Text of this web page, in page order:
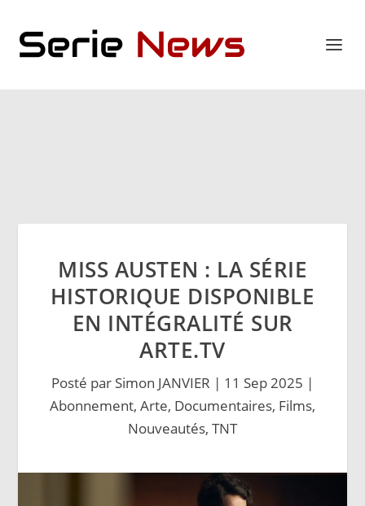
MISS AUSTEN : LA SÉRIE
HISTORIQUE DISPONIBLE
EN INTÉGRALITÉ SUR
ARTE.TV
Posté par Simon JANVIER | 11 Sep 2025 |
Abonnement, Arte, Documentaires, Films,
Nouveautés, TNT